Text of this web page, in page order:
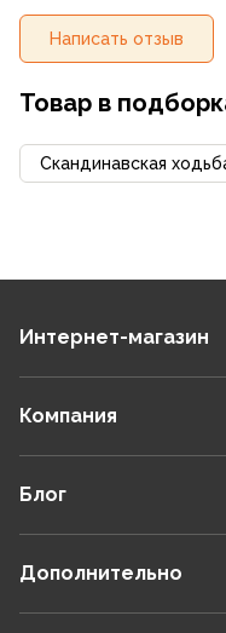
Написать отзыв
Товар в
Скандинавская
Интернет-магазин
Компания
Блог
Дополнительно